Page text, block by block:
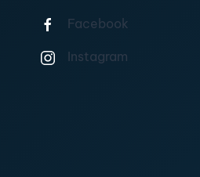
Facebook
Instagram